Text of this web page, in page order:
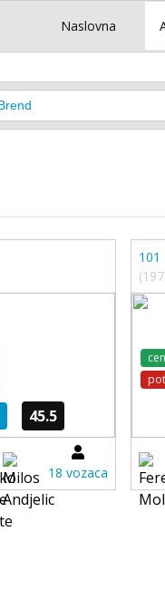
Naslovna
45.5
18 vozaca
101